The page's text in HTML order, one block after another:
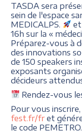
TASDA sera
sein de l'espace
MEDICALPS.
et
16h sur la «
Préparez-vous à
des innovations
de 150 speakers
exposants
décideurs
Rendez-vous
Pour vous
fest.fr/fr et
le code PEMETRO.